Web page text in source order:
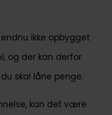
ikke opbygget
og der kan derfor
skal låne penge.
kan det være